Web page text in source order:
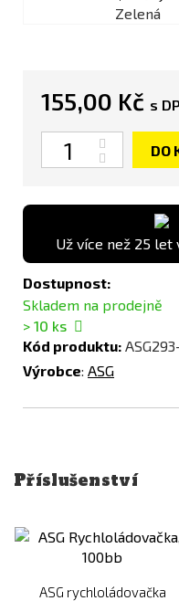
Zelená
155,00 Kč s
Počet
DO
Už více než 25 let
Dostupnost:
Skladem na prodejně
> 10 ks
Kód produktu:
Výrobce: ASG
Příslušenství
ASG rychloládovačka